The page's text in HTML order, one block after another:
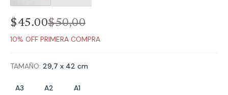
$45.00$50,00
10% OFF PRIMERA COMPRA
TAMAÑO: 29,7 x 42 cm
A3 A2 A1